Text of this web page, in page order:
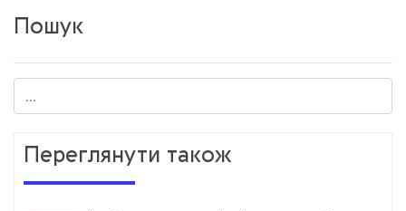
Пошук
Переглянути також